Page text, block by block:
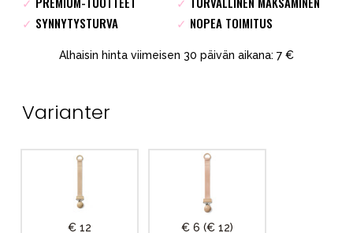
✓ SYNNYTYSTURVA ✓ NOPEA TOIMITUS
Alhaisin hinta viimeisen 30 päivän aikana: 7 €
Varianter
€ 12 € 6 (€ 12)